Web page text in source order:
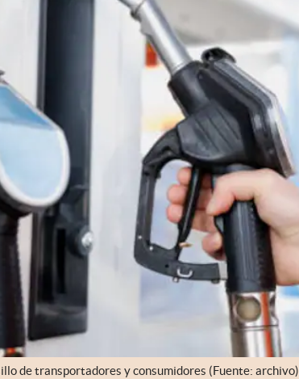
de transportadores y consumidores (Fuente: archivo).